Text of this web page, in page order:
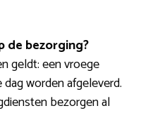
de bezorging?
geldt: een vroege
worden afgeleverd.
bezorgen al